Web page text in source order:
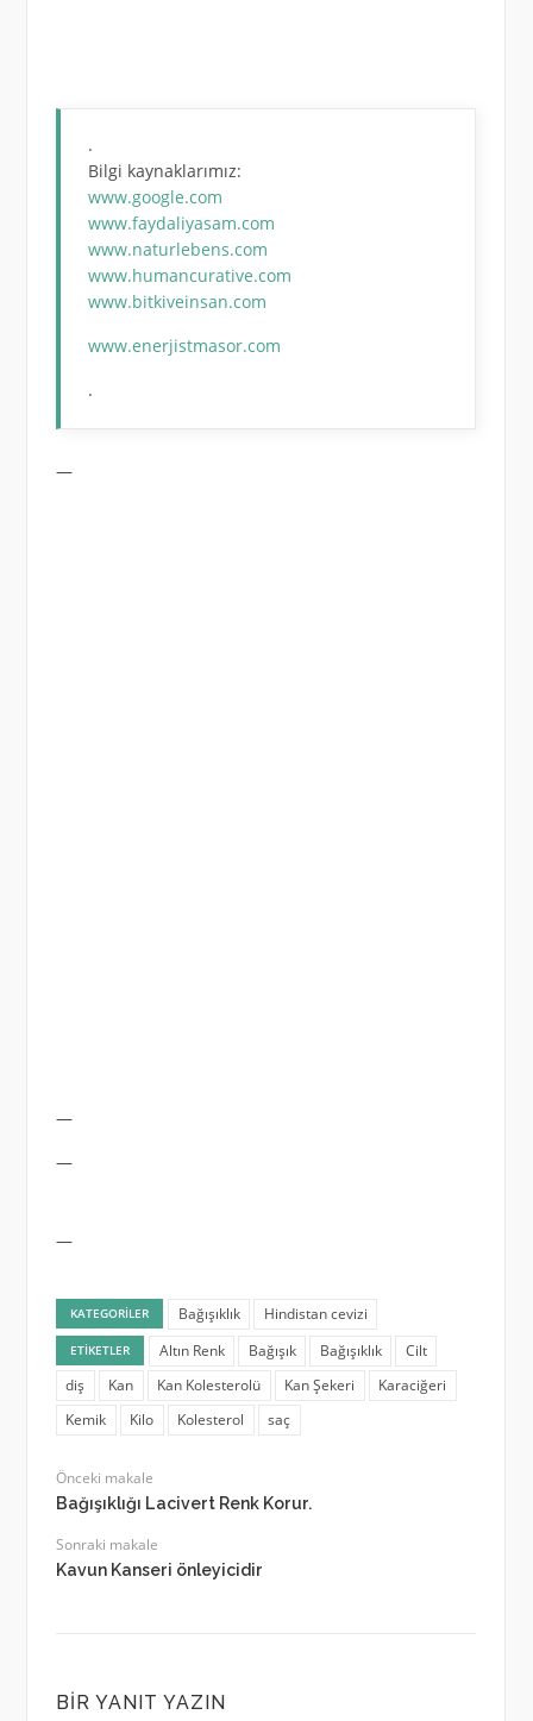
.
Bilgi kaynaklarımız:
www.google.com
www.faydaliyasam.com
www.naturlebens.com
www.humancurative.com
www.bitkiveinsan.com
www.enerjistmasor.com
.
—
—
—
—
KATEGORILER Bağışıklık Hindistan cevizi
ETIKETLER Altın Renk Bağışık Bağışıklık
Cilt
diş
Kan Kan Kolesterolü Kan Şekeri
Karaciğeri
Kemik
Kilo Kolesterol saç
Önceki makale
Bağışıklığı Lacivert Renk Korur.
Sonraki makale
Kavun Kanseri önleyicidir
BIR YANIT YAZIN